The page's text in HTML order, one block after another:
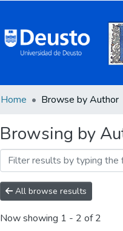
Home Browse by Author
Browsing by
All browse results
Now showing 1 - 2 of 2